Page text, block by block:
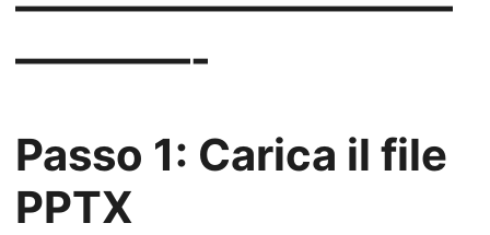
————-
Passo 1: Carica il file
PPTX